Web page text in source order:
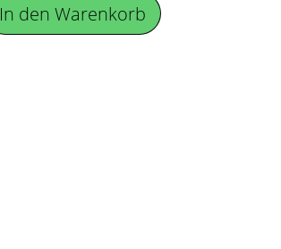
In den Warenkorb